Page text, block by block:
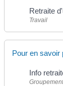
Retraite
Travail
Pour en savoir
Info